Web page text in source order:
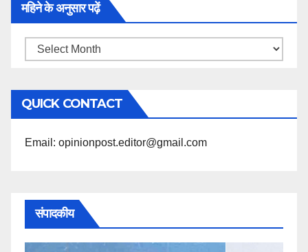
महिने के अनुसार पढ़ें
महिने
अनुसार
पढ़ें
QUICK CONTACT
Email: opinionpost.editor@gmail.com
संपादकीय